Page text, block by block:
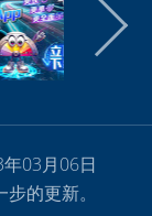
03月06日
的更新。